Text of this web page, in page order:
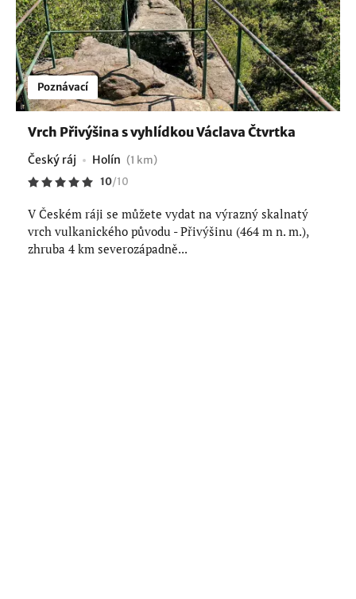
Poznávací
Vrch Přivýšina s vyhlídkou Václava Čtvrtka
Český ráj Holín (1 km)
10/10
V Českém ráji se můžete vydat na výrazný skalnatý
vrch vulkanického původu - Přivýšinu (464 m n. m.),
zhruba 4 km severozápadně...